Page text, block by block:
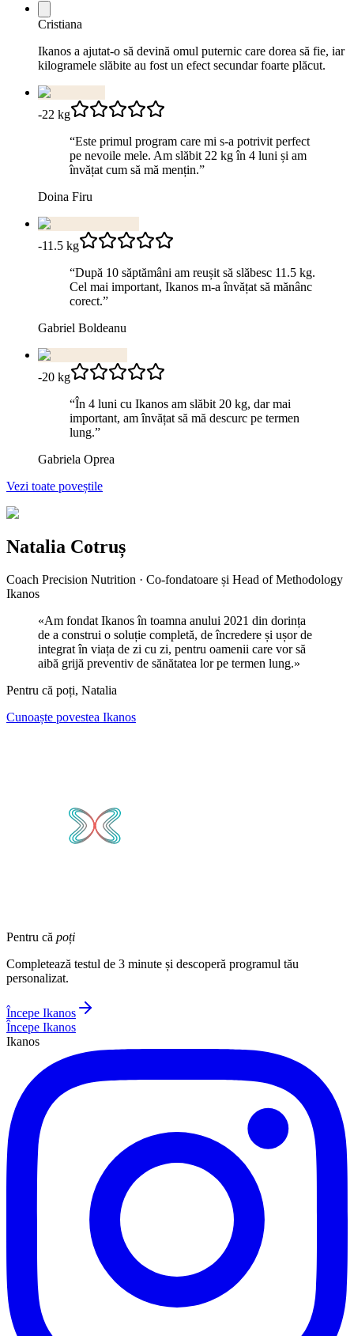
Cristiana
Ikanos a ajutat-o să devină omul puternic care dorea să fie, iar
kilogramele slăbite au fost un efect secundar foarte plăcut.
-22 kg
“Este primul program care mi s-a potrivit perfect
pe nevoile mele. Am slăbit 22 kg în 4 luni și am
învățat cum să mă mențin.”
Doina Firu
-11.5 kg
“După 10 săptămâni am reușit să slăbesc 11.5 kg.
Cel mai important, Ikanos m-a învățat să mănânc
corect.”
Gabriel Boldeanu
-20 kg
“În 4 luni cu Ikanos am slăbit 20 kg, dar mai
important, am învățat să mă descurc pe termen
lung.”
Gabriela Oprea
Vezi toate poveștile
Natalia Cotruș
Coach Precision Nutrition · Co-fondatoare și Head of Methodology
Ikanos
«Am fondat Ikanos în toamna anului 2021 din dorința
de a construi o soluție completă, de încredere și ușor de
integrat în viața de zi cu zi, pentru oamenii care vor să
aibă grijă preventiv de sănătatea lor pe termen lung.»
Pentru că poți, Natalia
Cunoaște povestea Ikanos
Pentru că poți
Completează testul de 3 minute și descoperă programul tău
personalizat.
Începe Ikanos
Începe Ikanos
Ikanos